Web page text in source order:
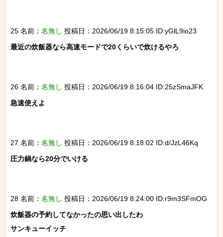
25 名前： 名無し 投稿日：2026/06/19 8:15:05 ID:yGlL9io23
最近の炊飯器なら高速モードで20くらいで炊けるやろ
26 名前： 名無し 投稿日：2026/06/19 8:16:04 ID:25zSmaJFK
急速使えよ
27 名前： 名無し 投稿日：2026/06/19 8:18:02 ID:d/JzL46Kq
圧力鍋なら20分でいける
28 名前： 名無し 投稿日：2026/06/19 8:24:00 ID:r9m3SFmOG
炊飯器の予約してなかったの思い出したわ
サンキューイッチ